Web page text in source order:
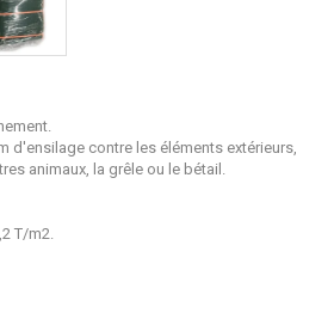
d'ensilage contre les éléments extérieurs,
animaux, la grêle ou le bétail.
T/m2.